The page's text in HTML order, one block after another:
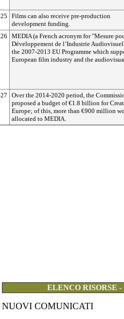
25
Films can also receive pre-production
development funding.
26
MEDIA (a French acronym for "Mesure
Développement de l’Industrie
the 2007-2013 EU Programme which
European film industry and the
27
Over the 2014-2020 period, the
proposed a budget of €1.8 billion for
Europe; of this, more than €900 million
allocated to MEDIA.
ELENCO RISORSE
NUOVI COMUNICATI